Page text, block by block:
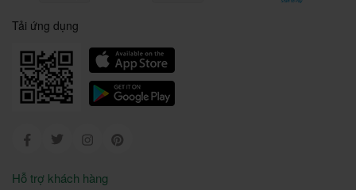
Tải ứng dụng
FacebookTwitter Instagram
Hỗ trợ khách hàng